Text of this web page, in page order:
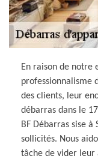
En raison de notre
professionnalisme
des clients, leur
débarras dans le
BF Débarras sise à
sollicités. Nous
tâche de vider